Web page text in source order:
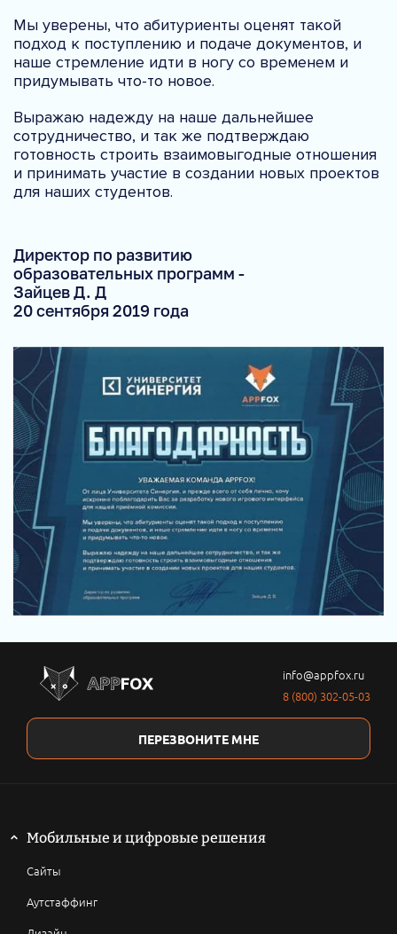
Мы уверены, что абитуриенты оценят такой
подход к поступлению и подаче документов, и
наше стремление идти в ногу со временем и
придумывать что-то новое.
Выражаю надежду на наше дальнейшее
сотрудничество, и так же подтверждаю
готовность строить взаимовыгодные отношения
и принимать участие в создании новых проектов
для наших студентов.
Директор по развитию
образовательных программ -
Зайцев Д. Д
20 сентября 2019 года
info@appfox.ru
8 (800) 302-05-03
ПЕРЕЗВОНИТЕ МНЕ
Мобильные и цифровые решения
Сайты
Аутстаффинг